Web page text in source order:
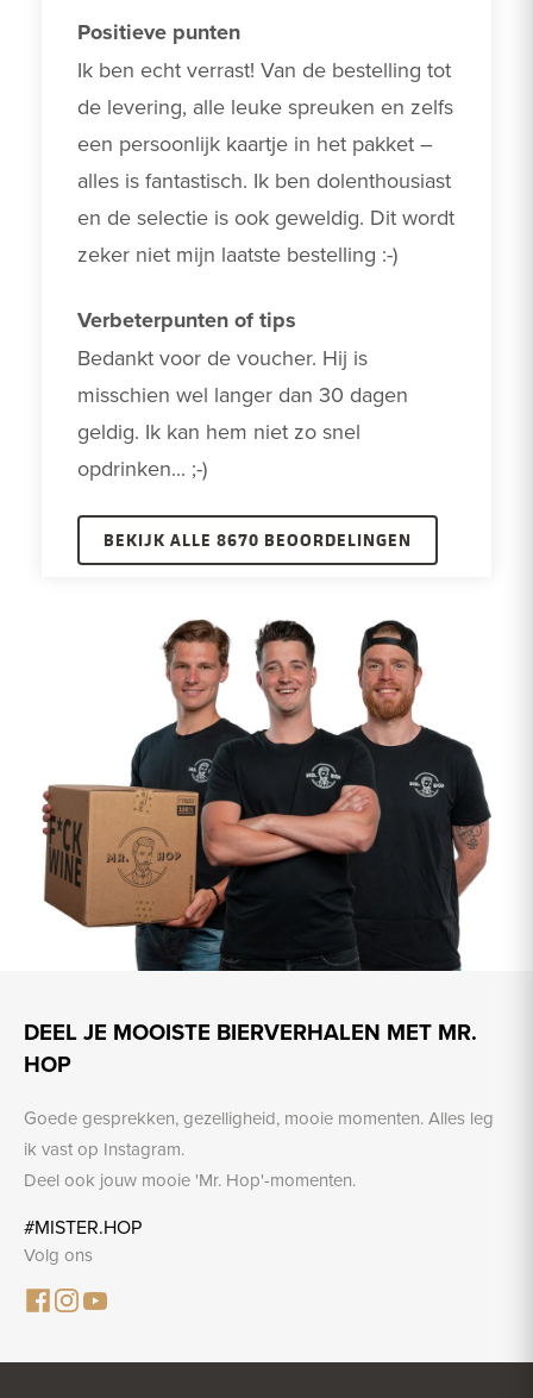
Positieve punten
Ik ben echt verrast! Van de bestelling tot
de levering, alle leuke spreuken en zelfs
een persoonlijk kaartje in het pakket –
alles is fantastisch. Ik ben dolenthousiast
en de selectie is ook geweldig. Dit wordt
zeker niet mijn laatste bestelling :-)
Verbeterpunten of tips
Bedankt voor de voucher. Hij is
misschien wel langer dan 30 dagen
geldig. Ik kan hem niet zo snel
opdrinken... ;-)
BEKIJK ALLE 8670 BEOORDELINGEN
DEEL JE MOOISTE BIERVERHALEN MET MR.
HOP
Goede gesprekken, gezelligheid, mooie momenten. Alles leg
ik vast op Instagram.
Deel ook jouw mooie 'Mr. Hop'-momenten.
#MISTER.HOP
Volg ons